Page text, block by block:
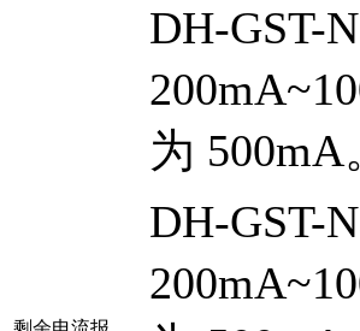
DH-GST-
为 500mA
DH-GST-